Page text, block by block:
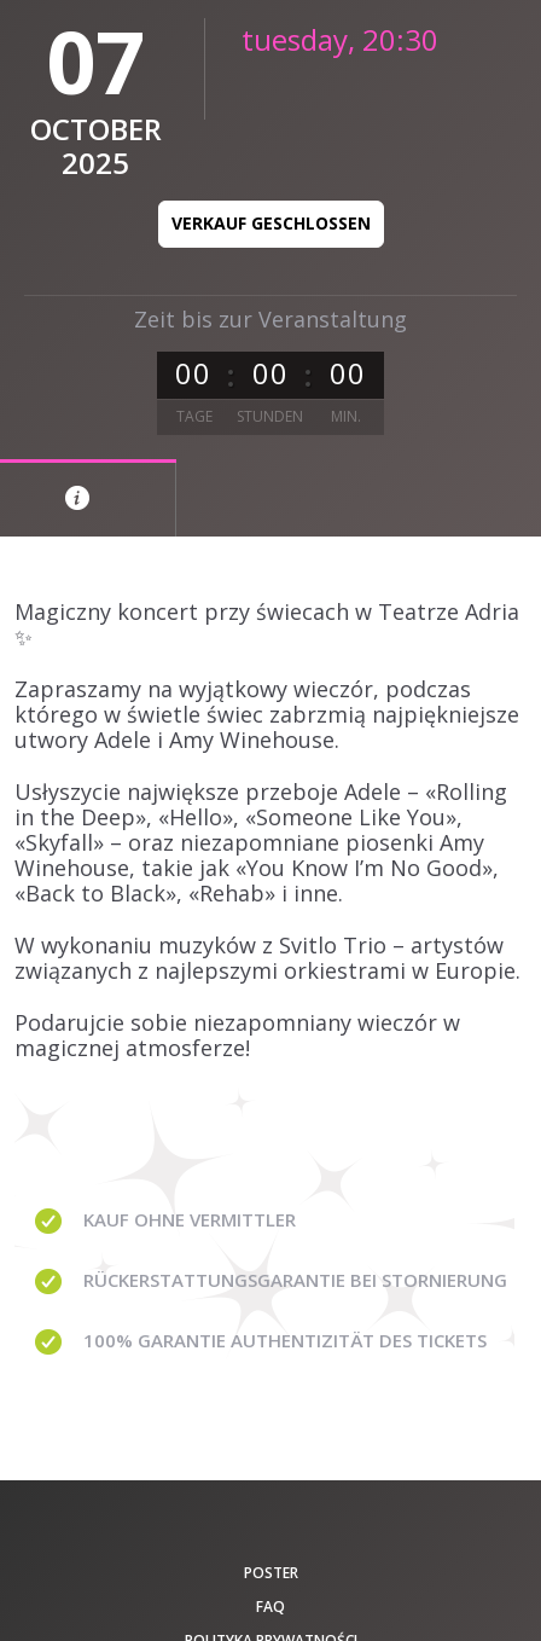
Zeit bis zur Veranstaltung
00 00 00
TAGE STUNDEN MIN.
07
OCTOBER
2025
tuesday, 20:30
VERKAUF GESCHLOSSEN
Magiczny koncert przy świecach w Teatrze Adria
✨
Zapraszamy na wyjątkowy wieczór, podczas
którego w świetle świec zabrzmią najpiękniejsze
utwory Adele i Amy Winehouse.
Usłyszycie największe przeboje Adele – «Rolling
in the Deep», «Hello», «Someone Like You»,
«Skyfall» – oraz niezapomniane piosenki Amy
Winehouse, takie jak «You Know I’m No Good»,
«Back to Black», «Rehab» i inne.
W wykonaniu muzyków z Svitlo Trio – artystów
związanych z najlepszymi orkiestrami w Europie.
Podarujcie sobie niezapomniany wieczór w
magicznej atmosferze!
KAUF OHNE VERMITTLER
RÜCKERSTATTUNGSGARANTIE BEI STORNIERUNG
100% GARANTIE AUTHENTIZITÄT DES TICKETS
POSTER
FAQ